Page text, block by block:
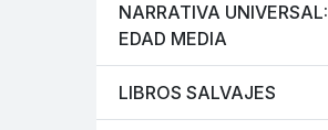
NARRATIVA UNIVERSAL:
EDAD MEDIA
LIBROS SALVAJES